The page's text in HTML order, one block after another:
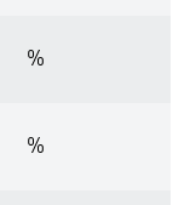
%
%